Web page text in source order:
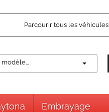
Parcourir tous les véhicules
modèle...
Embrayage